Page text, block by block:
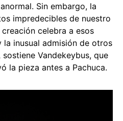
Sin embargo, la
impredecibles de nuestro
celebra a esos
la inusual admisión de otros
Vandekeybus, que
la pieza antes a Pachuca.